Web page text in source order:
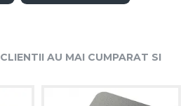
CLIENTII AU MAI CUMPARAT SI